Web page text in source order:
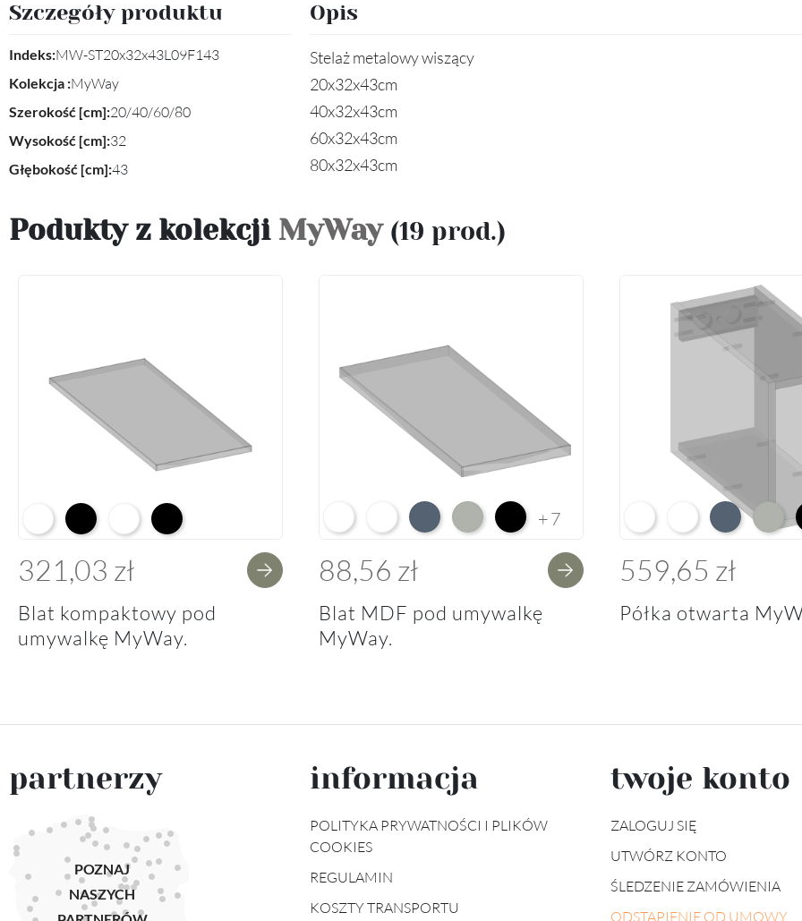
Szczegóły produktu
Indeks:MW-ST20x32x43L09F143
Kolekcja :MyWay
Szerokość [cm]:20/40/60/80
Wysokość [cm]:32
Głębokość [cm]:43
Opis
Stelaż metalowy wiszący
20x32x43cm
40x32x43cm
60x32x43cm
80x32x43cm
Podukty z kolekcji MyWay (19 prod.)
Alpine White K02
Black K16Alpine White Struktura K37
K14 Soft Black
321,03 zł
Blat kompaktowy pod
umywalkę MyWay.
Arctic White HG F01
Premium White Supermatt F83
Perfect Touch Parisian Blue F103
Perfect Touch Stahlgrau F105
Czarny Mat Orchidea Nera F56
+7
88,56 zł
Blat MDF pod umywalkę
MyWay.
Arctic White L04Premium White
Perfect Touch
559,65 zł
Półka otwarta
partnerzy
POZNAJ
NASZYCH
informacja
POLITYKA PRYWATNOŚCI I PLIKÓW
COOKIES
REGULAMIN
KOSZTY TRANSPORTU
twoje konto
ZALOGUJ SIĘ
UTWÓRZ KONTO
ŚLEDZENIE ZAMÓWIENIA
ODSTĄPIENIE OD UMOWY